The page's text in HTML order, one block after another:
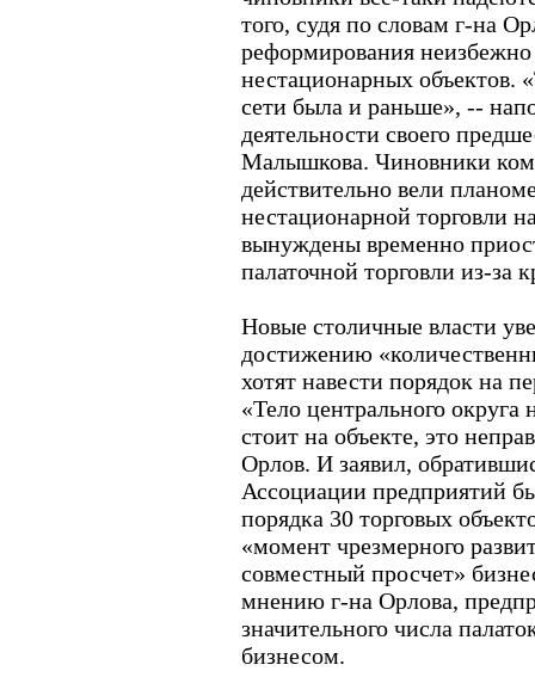
того, судя по словам г-на
реформирования
нестационарных объектов.
сети была и раньше», --
деятельности своего
Малышкова. Чиновники
действительно вели
нестационарной торговли
вынуждены временно
палаточной торговли из-за
Новые столичные власти
достижению
хотят навести порядок на
«Тело центрального округа
стоит на объекте, это
Орлов. И заявил,
Ассоциации предприятий
порядка 30 торговых
«момент чрезмерного
совместный просчет»
мнению г-на Орлова,
значительного числа
бизнесом.